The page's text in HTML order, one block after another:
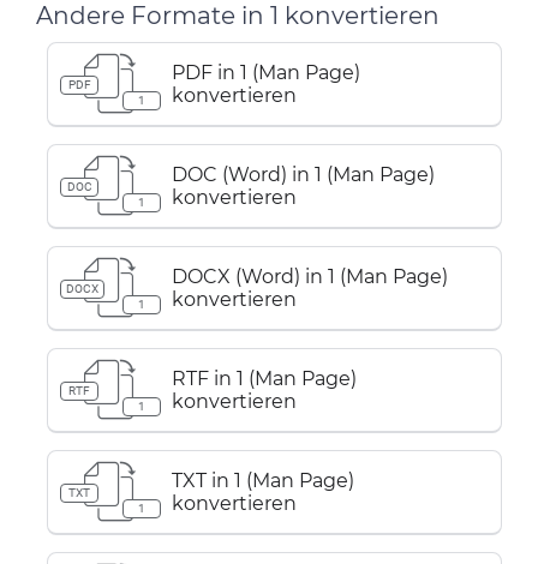
Andere Formate in 1 konvertieren
PDF
1
PDF in 1 (Man Page)
konvertieren
DOC
1
DOC (Word) in 1 (Man Page)
konvertieren
DOCX
1
DOCX (Word) in 1 (Man Page)
konvertieren
RTF
1
RTF in 1 (Man Page)
konvertieren
TXT
1
TXT in 1 (Man Page)
konvertieren